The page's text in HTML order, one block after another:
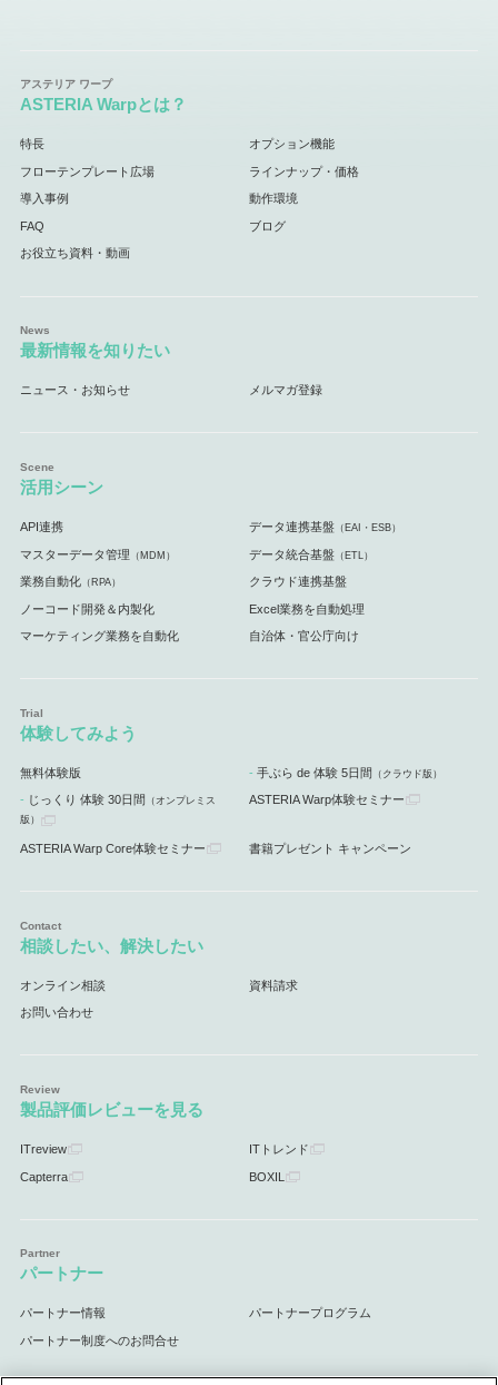
ASTERIA Warpとは？
特長 オプション機能
フローテンプレート広場 ラインナップ・価格
導入事例 動作環境
FAQ ブログ
お役立ち資料・動画
最新情報を知りたい
ニュース・お知らせ メルマガ登録
活用シーン
API連携 データ連携基盤 （EAI・ESB）
マスターデータ管理 （MDM） データ統合基盤 （ETL）
業務自動化（RPA） クラウド連携基盤
ノーコード開発＆内製化 Excel業務を自動処理
マーケティング業務を自動化 自治体・官公庁向け
体験してみよう
無料体験版 手ぶら de 体験 5日間 （クラウド版）
じっくり 体験 30日間 （オンプレミス
版）
ASTERIA Warp体験セミナー
ASTERIA Warp Core体験セミナー 書籍プレゼント キャンペーン
相談したい、解決したい
オンライン相談 資料請求
お問い合わせ
製品評価レビューを見る
ITreview ITトレンド
Capterra BOXIL
パートナー
パートナー情報 パートナープログラム
パートナー制度へのお問合せ